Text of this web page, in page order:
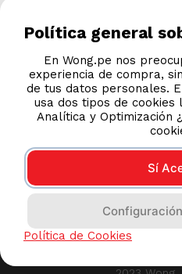
Política general
En Wong.pe nos
experiencia de compra,
de tus datos personales.
usa dos tipos de cookies
Analítica y Optimización
Sí
Política de Cookies